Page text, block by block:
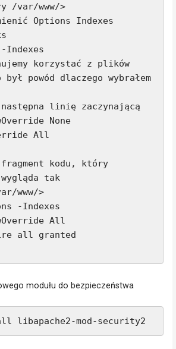
/var/www/>
Options Indexes
Indexes
korzystać z plików
powód dlaczego wybrałem
następna linię zaczynającą
None
All
kodu, który
tak
www/>
modułu do bezpieczeństwa
libapache2-mod-security2